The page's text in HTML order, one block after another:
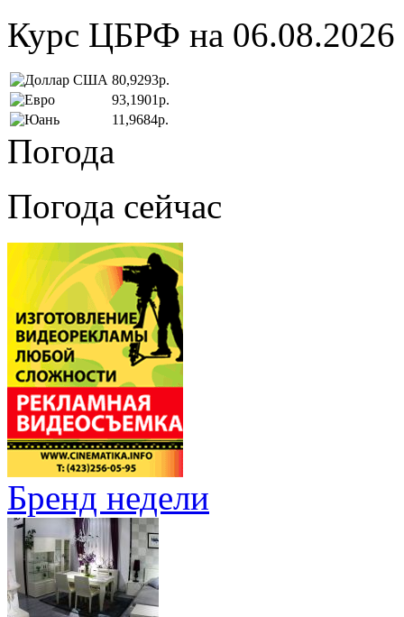
Курс ЦБРФ на 06.08.2026
80,9293р.
93,1901р.
11,9684р.
Погода
Погода сейчас
Бренд недели